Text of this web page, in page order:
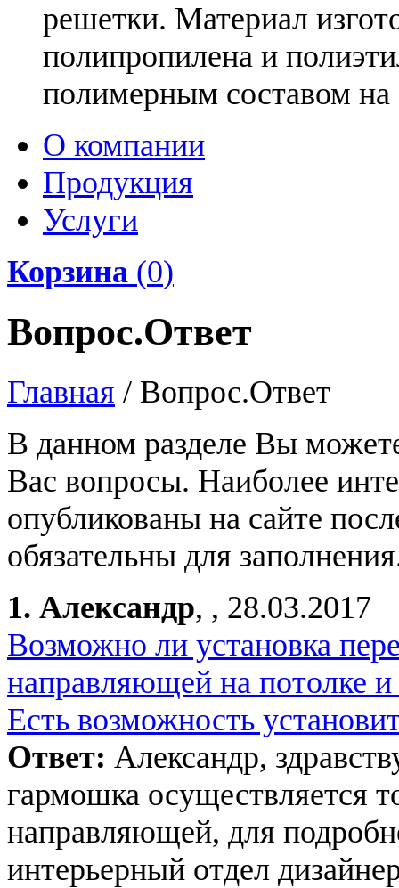
решетки. Материал
полипропилена и
полимерным составом на
О компании
Продукция
Услуги
Корзина (0)
Вопрос.Ответ
Главная / Вопрос.Ответ
В данном разделе Вы
Вас вопросы. Наиболее
опубликованы на сайте
обязательны для
1. Александр, , 28.03.2017
Возможно ли установка
направляющей на потолке и
Есть возможность
Ответ: Александр,
гармошка осуществляется
направляющей, для
интерьерный отдел